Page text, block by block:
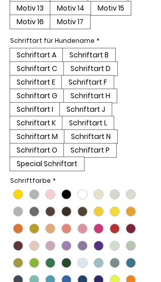
Motiv 13
Motiv 14
Motiv 15
Motiv 16
Motiv 17
Schriftart für Hundename *
Schriftart A
Schriftart B
Schriftart C
Schriftart D
Schriftart E
Schriftart F
Schriftart G
Schriftart H
Schriftart I
Schriftart J
Schriftart K
Schriftart L
Schriftart M
Schriftart N
Schriftart O
Schriftart P
Special Schriftart
Schriftfarbe *